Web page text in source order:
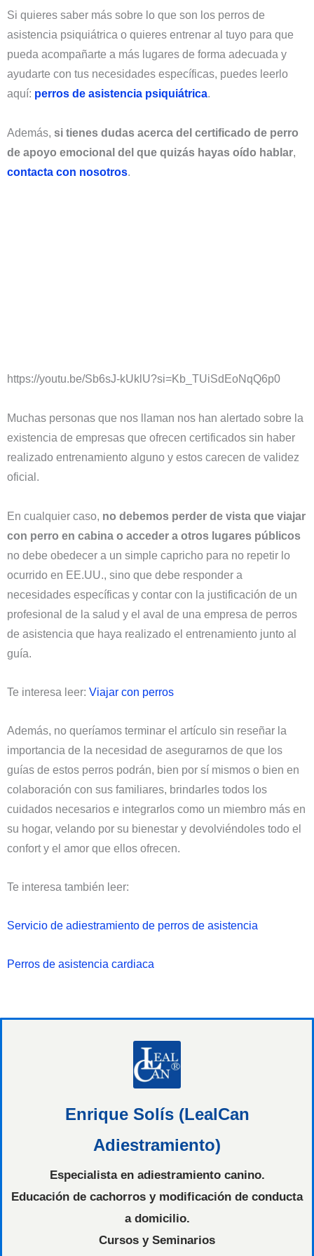
Si quieres saber más sobre lo que son los perros de
asistencia psiquiátrica o quieres entrenar al tuyo para que
pueda acompañarte a más lugares de forma adecuada y
ayudarte con tus necesidades específicas, puedes leerlo
aquí: perros de asistencia psiquiátrica.
Además, si tienes dudas acerca del certificado de perro
de apoyo emocional del que quizás hayas oído hablar,
contacta con nosotros.
https://youtu.be/Sb6sJ-kUklU?si=Kb_TUiSdEoNqQ6p0
Muchas personas que nos llaman nos han alertado sobre la
existencia de empresas que ofrecen certificados sin haber
realizado entrenamiento alguno y estos carecen de validez
oficial.
En cualquier caso, no debemos perder de vista que viajar
con perro en cabina o acceder a otros lugares públicos
no debe obedecer a un simple capricho para no repetir lo
ocurrido en EE.UU., sino que debe responder a
necesidades específicas y contar con la justificación de un
profesional de la salud y el aval de una empresa de perros
de asistencia que haya realizado el entrenamiento junto al
guía.
Te interesa leer: Viajar con perros
Además, no queríamos terminar el artículo sin reseñar la
importancia de la necesidad de asegurarnos de que los
guías de estos perros podrán, bien por sí mismos o bien en
colaboración con sus familiares, brindarles todos los
cuidados necesarios e integrarlos como un miembro más en
su hogar, velando por su bienestar y devolviéndoles todo el
confort y el amor que ellos ofrecen.
Te interesa también leer:
Servicio de adiestramiento de perros de asistencia
Perros de asistencia cardiaca
Enrique Solís (LealCan
Adiestramiento)
Especialista en adiestramiento canino.
Educación de cachorros y modificación de conducta
a domicilio.
Cursos y Seminarios